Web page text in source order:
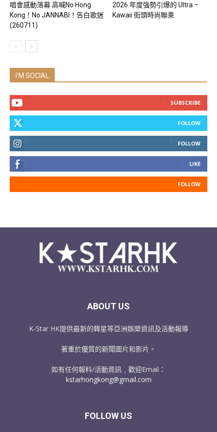
唱會感動落幕 高喊No Hong
Kong！No JANNABI！告白歌迷
(260711)
2026 年度強勢引爆的 Ultra –
Kawaii 街頭時尚聯乘
I'M SOCIAL
SUBSCRIBE
FOLLOW
FOLLOW
LIKE
FOLLOW
ABOUT US
K-Star HK提供最新的韓星等亞洲娛樂資訊及活動報導
著重於優質的新聞圖片和影片。
如有任何報料/活動資訊﹐歡迎Email：
kstarhongkong@gmail.com
FOLLOW US